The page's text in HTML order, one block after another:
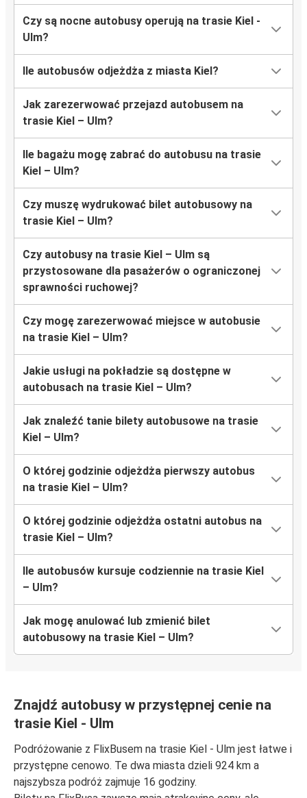
Czy są nocne autobusy operują na trasie Kiel -
Ulm?
Ile autobusów odjeżdża z miasta Kiel?
Jak zarezerwować przejazd autobusem na
trasie Kiel – Ulm?
Ile bagażu mogę zabrać do autobusu na trasie
Kiel – Ulm?
Czy muszę wydrukować bilet autobusowy na
trasie Kiel – Ulm?
Czy autobusy na trasie Kiel – Ulm są
przystosowane dla pasażerów o ograniczonej
sprawności ruchowej?
Czy mogę zarezerwować miejsce w autobusie
na trasie Kiel – Ulm?
Jakie usługi na pokładzie są dostępne w
autobusach na trasie Kiel – Ulm?
Jak znaleźć tanie bilety autobusowe na trasie
Kiel – Ulm?
O której godzinie odjeżdża pierwszy autobus
na trasie Kiel – Ulm?
O której godzinie odjeżdża ostatni autobus na
trasie Kiel – Ulm?
Ile autobusów kursuje codziennie na trasie Kiel
– Ulm?
Jak mogę anulować lub zmienić bilet
autobusowy na trasie Kiel – Ulm?
Znajdź autobusy w przystępnej cenie na
trasie Kiel - Ulm
Podróżowanie z FlixBusem na trasie Kiel - Ulm jest łatwe i
przystępne cenowo. Te dwa miasta dzieli 924 km a
najszybsza podróż zajmuje 16 godziny.